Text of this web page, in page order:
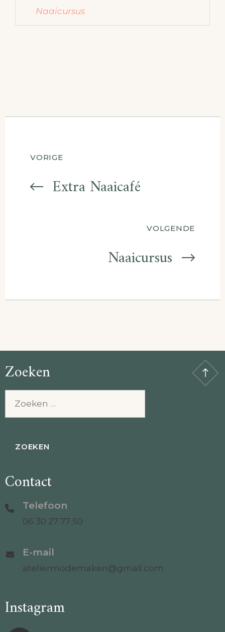
Naaicursus
Berichtnavigatie
VORIGE
Extra Naaicafé
VOLGENDE
Naaicursus
Zoeken
Contact
Telefoon
06 30 27 77 50
E-mail
ateliermodemaken@gmail.com
Instagram